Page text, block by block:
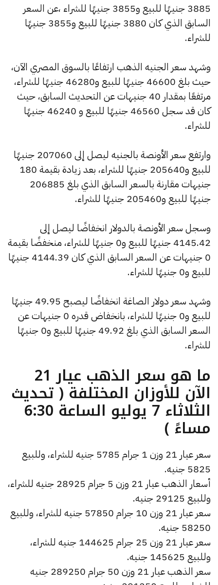
3885 جنيهًا للبيع و3855 جنيهًا للشراء ،عن السعر
السابق الذي كان 3880 جنيهًا للبيع و3855 جنيهًا
للشراء.
وشهد سعر الجنيه الذهب ارتفاعًا بالسوق المصري الآن،
حيث بلغ 46600 جنيهًا للبيع و46280 جنيهًا للشراء،
مرتفعًا بمقدار 40 جنيهات عن التحديث السابق، حيث
كان قد سجل 46560 جنيهًا للبيع و 46240 جنيهًا
للشراء.
وارتفع سعر الأونصة بالجنيه ليصل إلى 207060 جنيهًا
للبيع و205640 جنيهًا للشراء، بعد زيادة بقيمة 180
جنيهات مقارنة بالسعر السابق الذي بلغ 206885
جنيهًا للبيع و205460 جنيهًا للشراء.
وسجل سعر الأونصة بالدولار انخفاضًا ليصل إلى
4145.42 جنيهًا للبيع و0 جنيهًا للشراء، منخفضًا بقيمة
0 جنيهات عن السعر السابق الذي كان 4144.39 جنيهًا
للبيع و0 جنيهًا للشراء.
وشهد سعر دولار الصاغة انخفاضًا ليصبح 49.95 جنيهًا
للبيع و0 جنيهًا للشراء، بانخفاض قدره 0 جنيهات عن
السعر السابق الذي بلغ 49.92 جنيهًا للبيع و0 جنيهًا
للشراء.
ما هو سعر الذهب عيار 21
الآن للأوزان المختلفة ( تحديث
الثلاثاء 7 يوليو الساعة 6:30
مساءً )
سعر عيار 21 وزن 1 جرام 5785 جنيه للشراء، وللبيع
5825 جنيه.
أسعار الذهب عيار 21 وزن 5 جرام 28925 جنيه للشراء،
وللبيع 29125 جنيه.
سعر عيار 21 وزن 10 جرام 57850 جنيه للشراء، وللبيع
58250 جنيه.
سعر عيار 21 وزن 25 جرام 144625 جنيه للشراء،
وللبيع 145625 جنيه.
سعر الذهب عيار 21 وزن 50 جرام 289250 جنيه